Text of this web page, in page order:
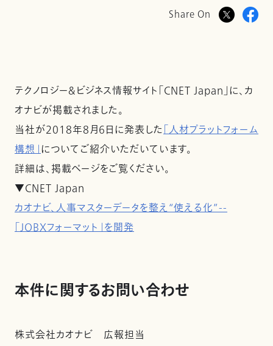
Share On
テクノロジー＆ビジネス情報サイト「CNET Japan」に、カ
オナビが掲載されました。
当社が2018年8月6日に発表した「人材プラットフォーム
構想」についてご紹介いただいています。
詳細は、掲載ページをご覧ください。
▼CNET Japan
カオナビ、人事マスターデータを整え“使える化”--
「JOBXフォーマット」を開発
本件に関するお問い合わせ
株式会社カオナビ 広報担当